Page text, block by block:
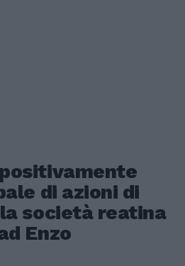
positivamente
di azioni di
società reatina
Enzo